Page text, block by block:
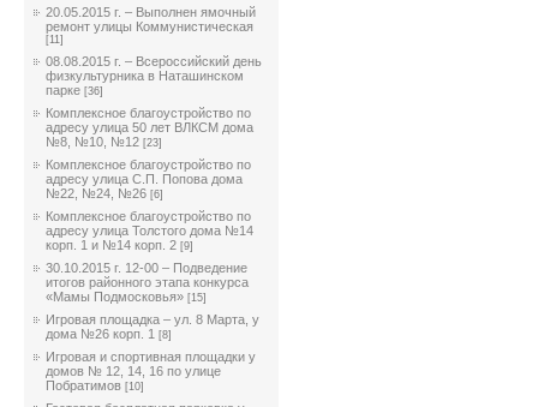
20.05.2015 г. – Выполнен ямочный
ремонт улицы Коммунистическая
[11]
08.08.2015 г. – Всероссийский день
физкультурника в Наташинском
парке [36]
Комплексное благоустройство по
адресу улица 50 лет ВЛКСМ дома
№8, №10, №12 [23]
Комплексное благоустройство по
адресу улица С.П. Попова дома
№22, №24, №26 [6]
Комплексное благоустройство по
адресу улица Толстого дома №14
корп. 1 и №14 корп. 2 [9]
30.10.2015 г. 12-00 – Подведение
итогов районного этапа конкурса
«Мамы Подмосковья» [15]
Игровая площадка – ул. 8 Марта, у
дома №26 корп. 1 [8]
Игровая и спортивная площадки у
домов № 12, 14, 16 по улице
Побратимов [10]